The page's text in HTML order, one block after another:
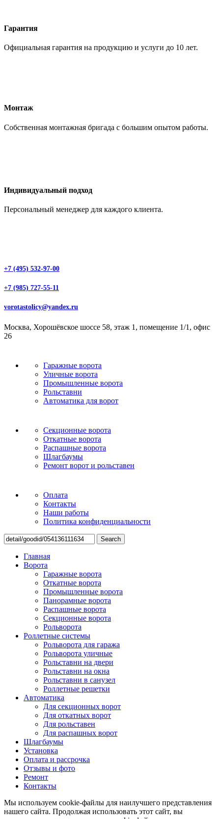
Гарантия
Официальная гарантия на продукцию и услуги до 10 лет.
Монтаж
Собственная монтажная бригада с большим опытом работы.
Индивидуальный подход
Персональный менеджер для каждого клиента.
+7 (495) 532-97-00
+7 (985) 727-55-11
vorotastolicy@yandex.ru
Москва, Хорошёвское шоссе 58, этаж 1, помещение 1/1, офис
26
Гаражные ворота
Уличные ворота
Промышленные ворота
Рольставни
Автоматика для ворот
Секционные ворота
Откатные ворота
Распашные ворота
Шлагбаумы
Ремонт ворот и рольставен
Оплата
Контакты
Наши работы
Политика конфиденциальности
Search
Главная
Ворота
Гаражные ворота
Откатные ворота
Промышленные ворота
Панорамные ворота
Распашные ворота
Секционные ворота
Рольворота
Роллетные системы
Рольворота для гаража
Рольворота уличные
Рольставни на двери
Рольставни на окна
Рольставни в санузел
Роллетные решетки
Автоматика
Для секционных ворот
Для откатных ворот
Для рольставен
Для распашных ворот
Шлагбаумы
Установка
Оплата и рассрочка
Отзывы и фото
Ремонт
Контакты
Мы используем cookie-файлы для наилучшего представления
нашего сайта. Продолжая использовать этот сайт, вы